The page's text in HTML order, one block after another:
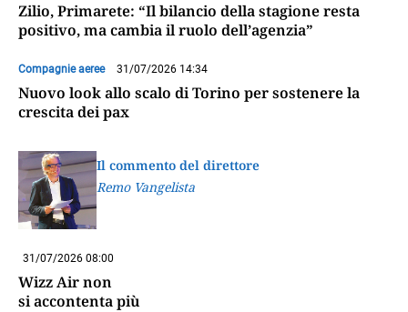
Zilio, Primarete: “Il bilancio della stagione resta
positivo, ma cambia il ruolo dell’agenzia”
Compagnie aeree 31/07/2026 14:34
Nuovo look allo scalo di Torino per sostenere la
crescita dei pax
Il commento del direttore
Remo Vangelista
31/07/2026 08:00
Wizz Air non
si accontenta più